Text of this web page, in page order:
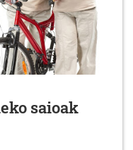
saioak